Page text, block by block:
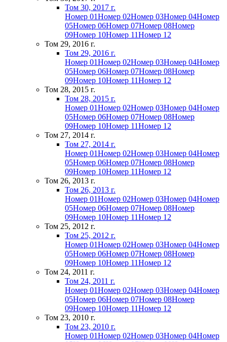
Том 30, 2017 г.
Номер 01Номер 02Номер 03Номер 04Номер
05Номер 06Номер 07Номер 08Номер
09Номер 10Номер 11Номер 12
Том 29, 2016 г.
Том 29, 2016 г.
Номер 01Номер 02Номер 03Номер 04Номер
05Номер 06Номер 07Номер 08Номер
09Номер 10Номер 11Номер 12
Том 28, 2015 г.
Том 28, 2015 г.
Номер 01Номер 02Номер 03Номер 04Номер
05Номер 06Номер 07Номер 08Номер
09Номер 10Номер 11Номер 12
Том 27, 2014 г.
Том 27, 2014 г.
Номер 01Номер 02Номер 03Номер 04Номер
05Номер 06Номер 07Номер 08Номер
09Номер 10Номер 11Номер 12
Том 26, 2013 г.
Том 26, 2013 г.
Номер 01Номер 02Номер 03Номер 04Номер
05Номер 06Номер 07Номер 08Номер
09Номер 10Номер 11Номер 12
Том 25, 2012 г.
Том 25, 2012 г.
Номер 01Номер 02Номер 03Номер 04Номер
05Номер 06Номер 07Номер 08Номер
09Номер 10Номер 11Номер 12
Том 24, 2011 г.
Том 24, 2011 г.
Номер 01Номер 02Номер 03Номер 04Номер
05Номер 06Номер 07Номер 08Номер
09Номер 10Номер 11Номер 12
Том 23, 2010 г.
Том 23, 2010 г.
Номер 01Номер 02Номер 03Номер 04Номер